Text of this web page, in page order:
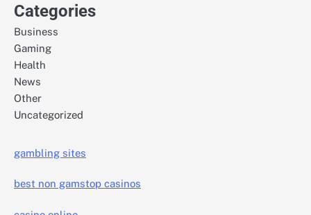
Categories
Business
Gaming
Health
News
Other
Uncategorized
gambling sites
best non gamstop casinos